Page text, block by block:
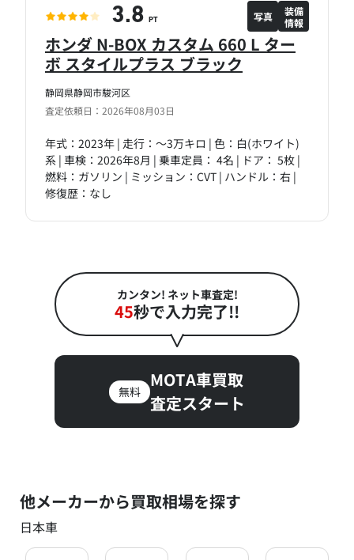
静岡県静岡市駿河区
査定依頼日：2026年08月03日
ホンダ N-BOX カスタム 660 L ター
ボ スタイルプラス ブラック
年式：2023年 | 走行：～3万キロ | 色：白(ホワイト)
系 | 車検：2026年8月 | 乗車定員： 4名 | ドア： 5枚 |
燃料：ガソリン | ミッション：CVT | ハンドル：右 |
修復歴：なし
3.8 PT 写真
装備
情報
カンタン! ネット車査定!
45秒で入力完了!!
無料
MOTA車買取
査定スタート
他メーカーから買取相場を探す
日本車